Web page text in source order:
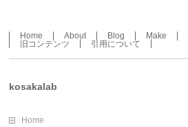
Home About Blog Make
旧コンテンツ
引用について
kosakalab
Home